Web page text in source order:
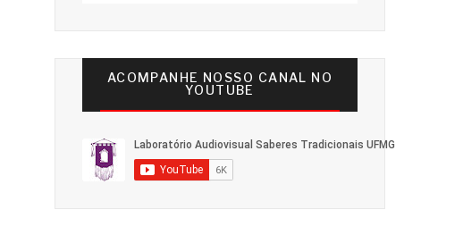
ACOMPANHE NOSSO CANAL NO
YOUTUBE